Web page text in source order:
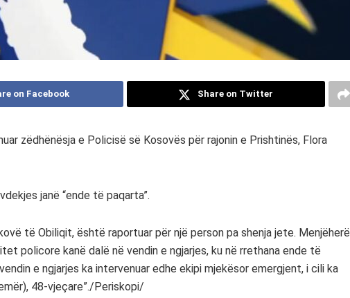
on Facebook Share on Twitter
zëdhënësja e Policisë së Kosovës për rajonin e Prishtinës, Flora
janë “ende të paqarta”.
të Obiliqit, është raportuar për një person pa shenja jete. Menjëherë
policore kanë dalë në vendin e ngjarjes, ku në rrethana ende të
e ngjarjes ka intervenuar edhe ekipi mjekësor emergjent, i cili ka
48-vjeçare”./Periskopi/